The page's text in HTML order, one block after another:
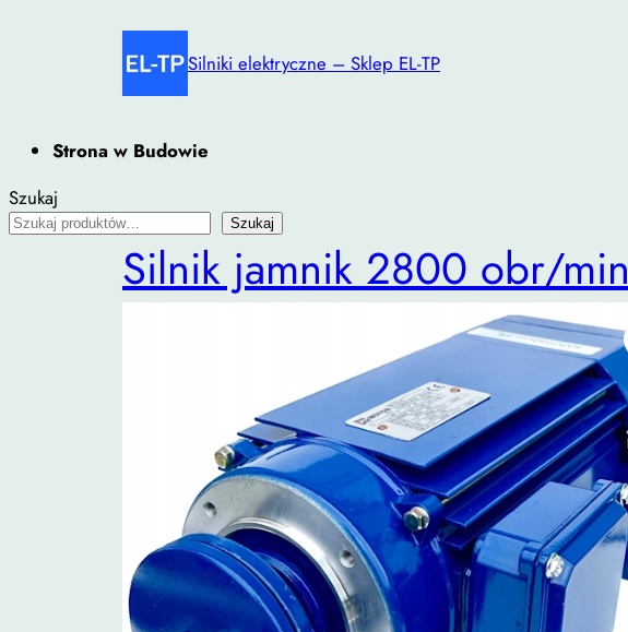
Silniki elektryczne – Sklep EL-TP
Strona w Budowie
Szukaj
Szukaj
Silnik jamnik 2800 obr/min